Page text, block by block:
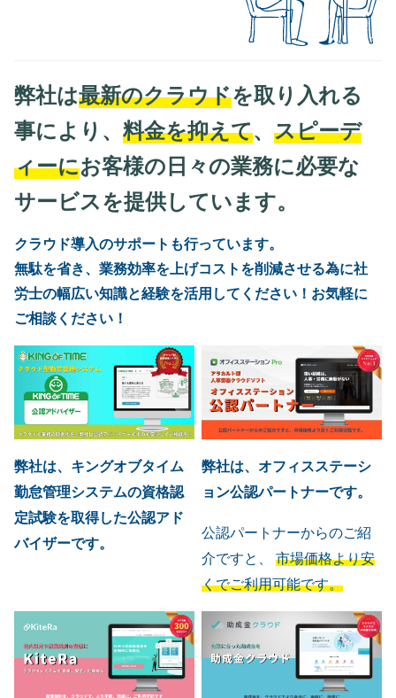
弊社は最新のクラウドを取り入れる
事により、料金を抑えて、スピーデ
ィーにお客様の日々の業務に必要な
サービスを提供しています。
クラウド導入のサポートも行っています。
無駄を省き、業務効率を上げコストを削減させる為に社
労士の幅広い知識と経験を活用してください！お気軽に
ご相談ください！
弊社は、キングオブタイム
勤怠管理システムの資格認
定試験を取得した公認アド
バイザーです。
弊社は、オフィスステーシ
ョン公認パートナーです。
公認パートナーからのご紹
介ですと、市場価格より安
くでご利用可能です。